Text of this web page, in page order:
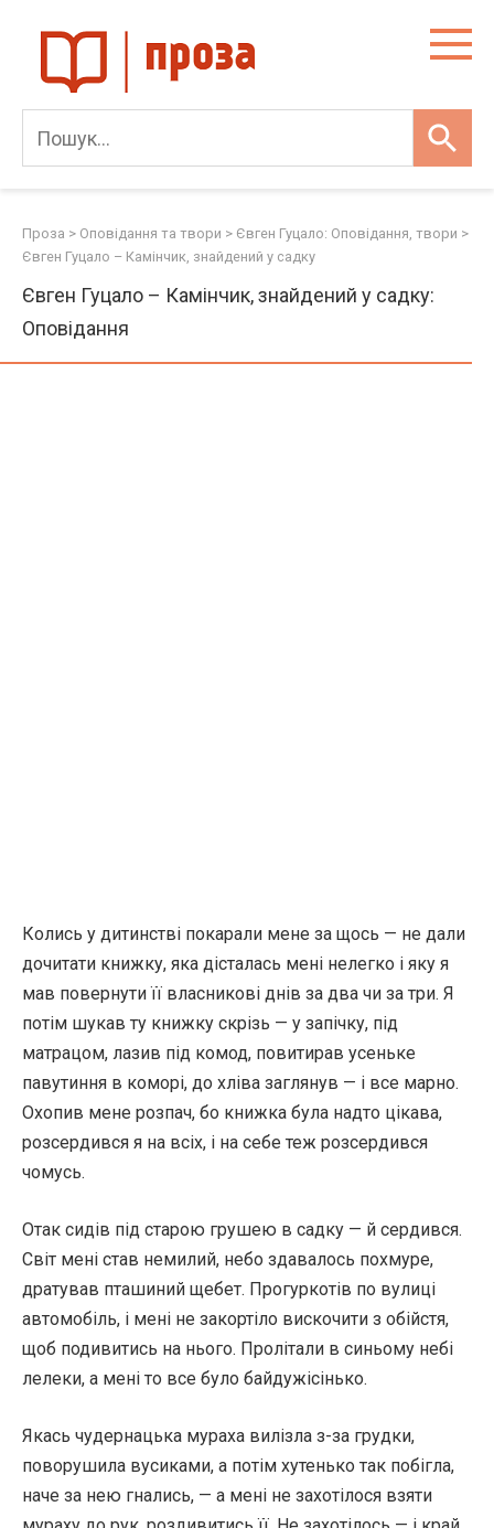
content
Проза > Оповідання та твори > Євген Гуцало: Оповідання, твори >
Євген Гуцало – Камінчик, знайдений у садку
Євген Гуцало – Камінчик, знайдений у садку:
Оповідання
Колись у дитинстві покарали мене за щось — не дали
дочитати книжку, яка дісталась мені нелегко і яку я
мав повернути її власникові днів за два чи за три. Я
потім шукав ту книжку скрізь — у запічку, під
матрацом, лазив під комод, повитирав усеньке
павутиння в коморі, до хліва заглянув — і все марно.
Охопив мене розпач, бо книжка була надто цікава,
розсердився я на всіх, і на себе теж розсердився
чомусь.
Отак сидів під старою грушею в садку — й сердився.
Світ мені став немилий, небо здавалось похмуре,
дратував пташиний щебет. Прогуркотів по вулиці
автомобіль, і мені не закортіло вискочити з обійстя,
щоб подивитись на нього. Пролітали в синьому небі
лелеки, а мені то все було байдужісінько.
Якась чудернацька мураха вилізла з-за грудки,
поворушила вусиками, а потім хутенько так побігла,
наче за нею гнались, — а мені не захотілося взяти